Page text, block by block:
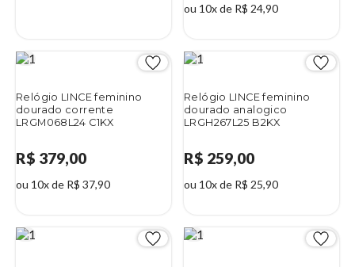
ou 10x de R$ 24,90
Relógio LINCE feminino
dourado corrente
LRGM068L24 C1KX
R$ 379,00
ou 10x de R$ 37,90
Relógio LINCE feminino
dourado analogico
LRGH267L25 B2KX
R$ 259,00
ou 10x de R$ 25,90